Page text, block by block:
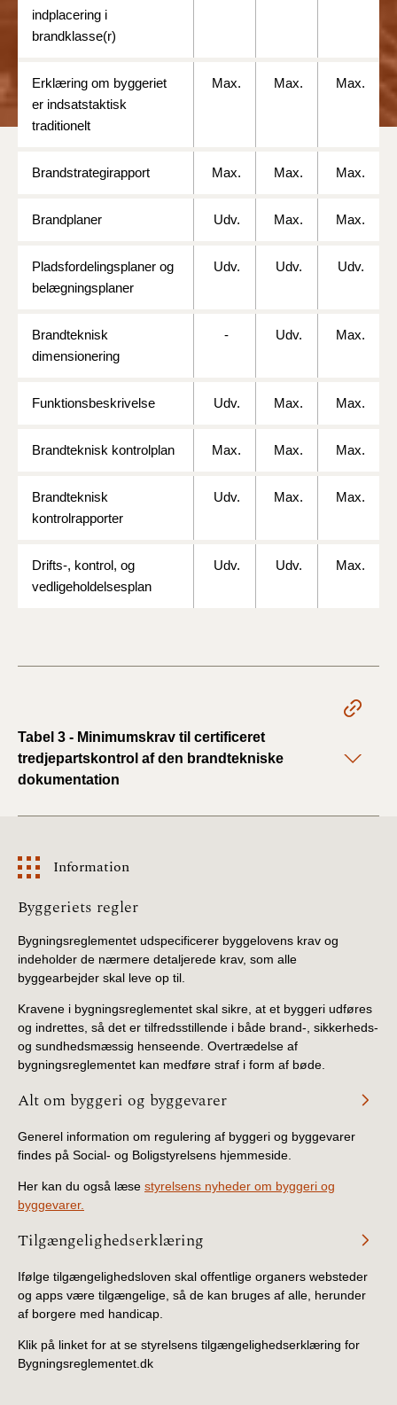
2021)
BR18 (10/3-30/6
2020)
BR18 (1/1-9/3 2020)
BR18 (4/7-31/12
BR18 (1/1-4/7 2019)
BR18 (1/7-31/12
2018)
BR18 (1/1-30/6
2018)
BR15 (2015-2018)
Tidligere BR (1961-
2010)
indplacering i
brandklasse(r)
Erklæring om byggeriet
er indsatstaktisk
traditionelt
Max. Max. Max.
Brandstrategirapport Max. Max. Max.
Brandplaner Udv. Max. Max.
Pladsfordelingsplaner og
belægningsplaner
Udv. Udv. Udv.
Brandteknisk
dimensionering
- Udv. Max.
Funktionsbeskrivelse Udv. Max. Max.
Brandteknisk kontrolplan Max. Max. Max.
Brandteknisk
kontrolrapporter
Udv. Max. Max.
Drifts-, kontrol, og
vedligeholdelsesplan
Udv. Udv. Max.
Tabel 3 - Minimumskrav til certificeret
tredjepartskontrol af den brandtekniske
dokumentation
Information
Information
Byggeriets regler
Bygningsreglementet udspecificerer byggelovens krav og
indeholder de nærmere detaljerede krav, som alle
byggearbejder skal leve op til.
Kravene i bygningsreglementet skal sikre, at et byggeri udføres
og indrettes, så det er tilfredsstillende i både brand-, sikkerheds-
og sundhedsmæssig henseende. Overtrædelse af
bygningsreglementet kan medføre straf i form af bøde.
Alt om byggeri og byggevarer
Generel information om regulering af byggeri og byggevarer
findes på Social- og Boligstyrelsens hjemmeside.
Her kan du også læse styrelsens nyheder om byggeri og
byggevarer.
Tilgængelighedserklæring
Ifølge tilgængelighedsloven skal offentlige organers websteder
og apps være tilgængelige, så de kan bruges af alle, herunder
af borgere med handicap.
Klik på linket for at se styrelsens tilgængelighedserklæring for
Bygningsreglementet.dk